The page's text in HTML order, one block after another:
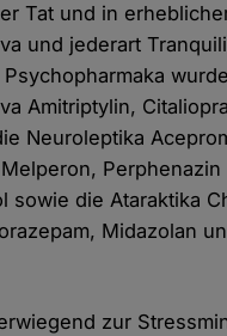
Tat und in
und jederart
Amitriptylin,
Neuroleptika
Perphenazin
sowie die Ataraktika
Midazolan
zur